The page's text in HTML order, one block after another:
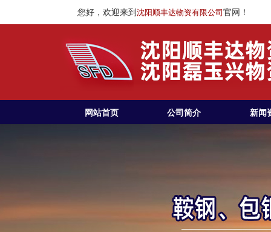
您好，欢迎来到沈阳顺丰达物资有限公司官网！
网站首页 公司简介 新闻